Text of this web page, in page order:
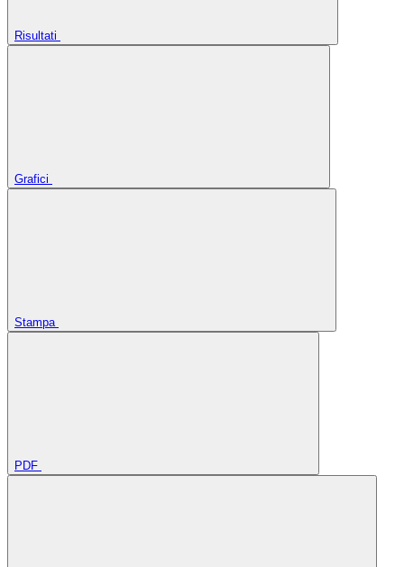
Risultati
Grafici
Stampa
PDF